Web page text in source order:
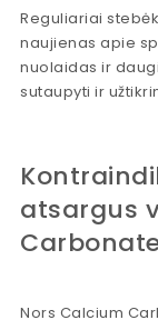
Reguliariai
naujienas apie
nuolaidas ir
sutaupyti ir
atsargus
Nors Calcium